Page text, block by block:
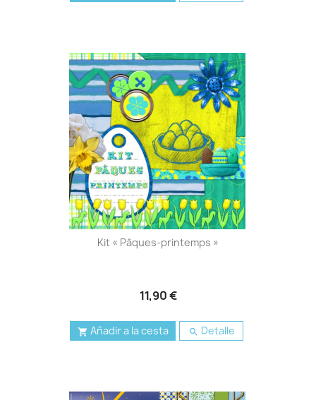
Kit « Pâques-printemps »
11,90 €
 Añadir a la cesta  Detalle